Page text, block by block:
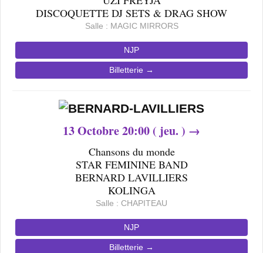
DISCOQUETTE DJ SETS & DRAG SHOW
Salle : MAGIC MIRRORS
NJP
Billetterie →
13Octobre20:00 ( jeu. ) →
Chansons du monde
STAR FEMININE BAND
BERNARD LAVILLIERS
KOLINGA
Salle : CHAPITEAU
NJP
Billetterie →